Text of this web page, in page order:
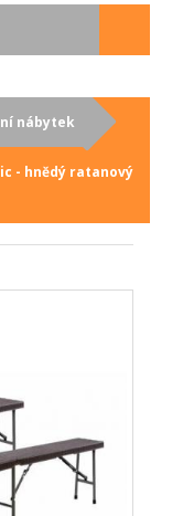
nábytek
- hnědý ratanový